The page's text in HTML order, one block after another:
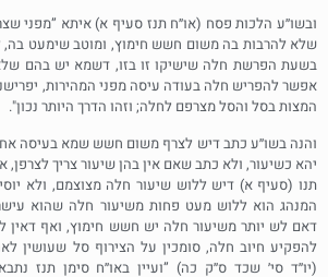
ובשו׳׳ע הלכות פסח (או״ח תנז סעיף א) איתא ”מפני
שלא להרבות בה משום חשש חימוץ, ומוטב שימעט בה,
בשעת הפרשת חלה שישיקו זו בזו, דשמא יש בהם
אפשר להפריש חלה בעודה עיסה מפני המהירות,
המצות בסל והסל מצרפם לחלה; וזהו הדרך היותר נכון".
והנה בשו׳׳ע כתב דיש לצרף משום חשש שמא בעיסה
יהא כשיעור, ולא כתב שאם אין בהן שיעור צריך לצרפן,
תנו (סעיף א) דיש ללוש שיעור חלה מצוצמם, ולא
המנהג הוא ללוש מעט פחות משיעור חלה שהוא
דאם לש יותר משיעור חלה יש חשש חימוץ, ואף דאין
להפקיע חיוב חלה, סומכין על הצירוף סל שעושין
(יו׳׳ד סי׳ שכד ס׳׳ק כה) ”ועיין באו׳׳ח סימן תנז